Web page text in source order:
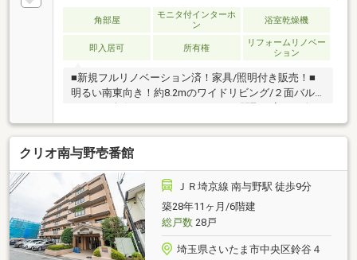
クして必要項目にご入力ください。◆ご住宅探しは創
業40年、15店舗のネットワーク「安心取引」がモット
ーの株式会社西武開発にお任せ下さい。
角部屋
モニタ付インターホ
ン
浴室乾燥機
即入居可 所有権
リフォームリノベー
ション
■新規フルリノベーション済！家具/照明付き販売！■
明るい南東向き！約8.2mのワイドリビング/２面バル
ら無償で可能！■ミセスコーナー含め、各居室にクロ
ーゼット付きの収納豊富プラン！■徒歩５分圏内にス
ーパー/コンビニ/ドラッグストアが揃う！■即入居可
能/家具付きでそのままお住まいいただけます！
クリオ南与野壱番館
ＪＲ埼京線 南与野駅 徒歩9分
築28年11ヶ月/6階建
総戸数28戸
埼玉県さいたま市中央区鈴谷４